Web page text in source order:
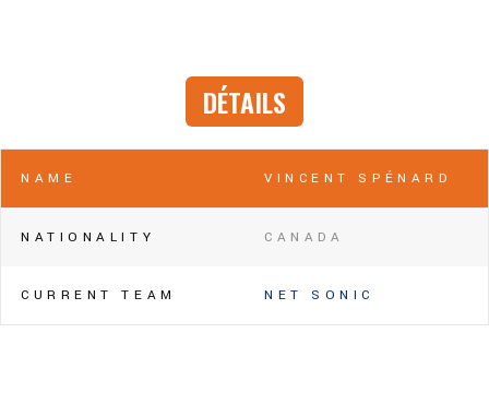
DÉTAILS
NAME VINCENT SPÉNARD
NATIONALITY CANADA
CURRENT TEAM NET SONIC